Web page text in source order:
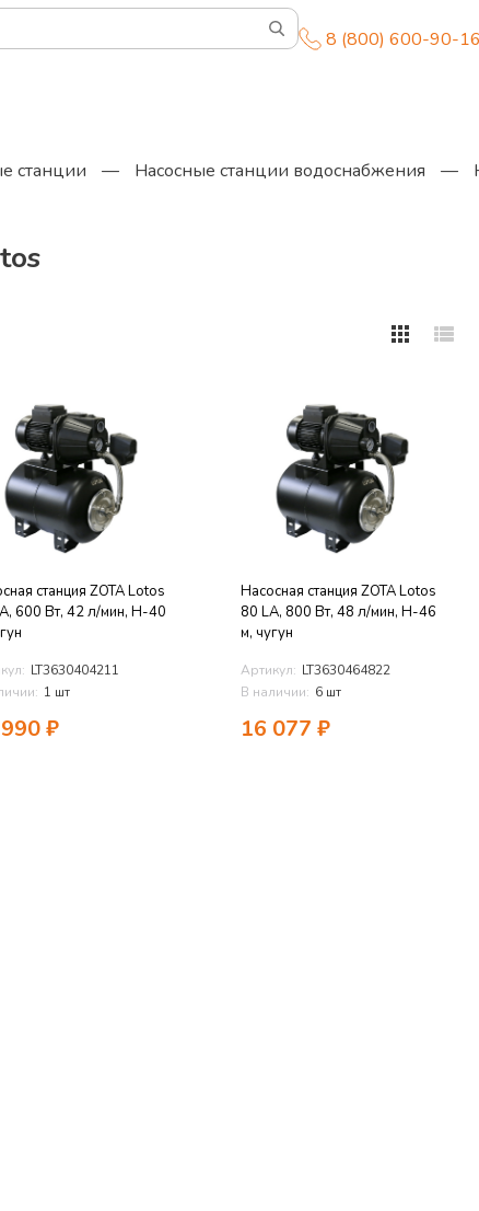
8 (800) 600-90-16
станции — Насосные станции водоснабжения —
станция ZOTA Lotos
600 Вт, 42 л/мин, Н-40
LT3630404211
1 шт
₽
Насосная станция ZOTA Lotos
80 LA, 800 Вт, 48 л/мин, Н-46
м, чугун
Артикул: LT3630464822
В наличии: 6 шт
16 077 ₽